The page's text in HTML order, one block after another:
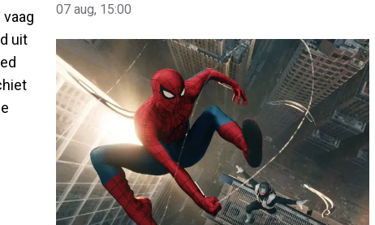
uit
07 aug, 15:00